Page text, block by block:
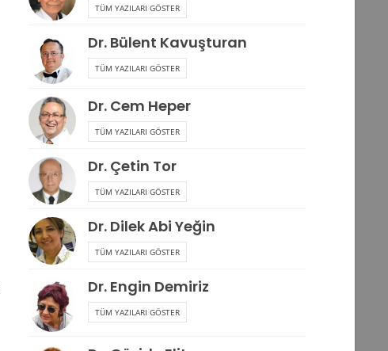
TÜM YAZILARI GÖSTER
Dr. Bülent Kavuşturan
TÜM YAZILARI GÖSTER
Dr. Cem Heper
TÜM YAZILARI GÖSTER
Dr. Çetin Tor
TÜM YAZILARI GÖSTER
Dr. Dilek Abi Yeğin
TÜM YAZILARI GÖSTER
Dr. Engin Demiriz
TÜM YAZILARI GÖSTER